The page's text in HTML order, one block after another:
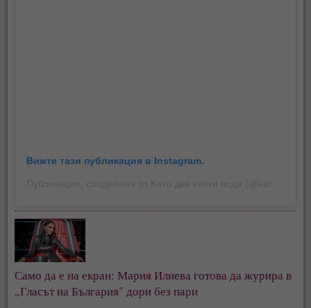
Вижте тази публикация в Instagram.
Само да е на екран: Мария Илиева готова да журира в
„Гласът на България" дори без пари